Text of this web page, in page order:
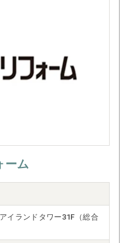
ーム
イランドタワー31F（総合